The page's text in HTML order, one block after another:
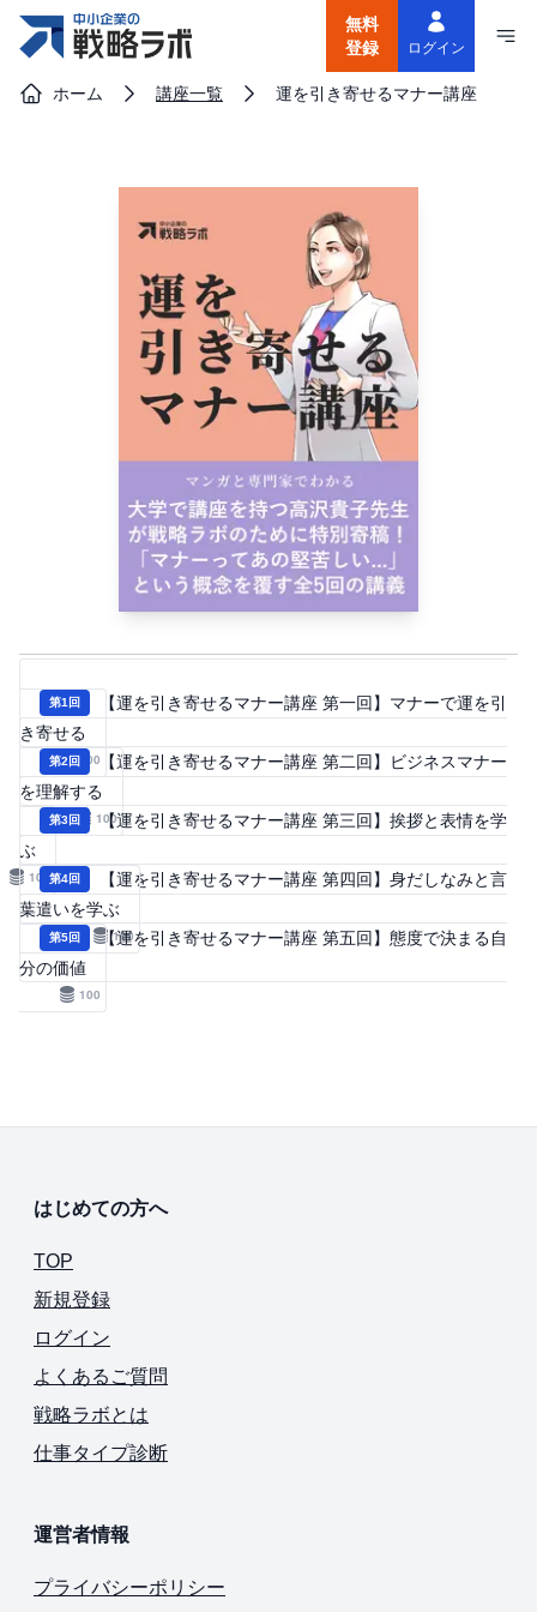
無料
登録
ログイン
ホーム 講座一覧 運を引き寄せるマナー講座
第1 回
【運を引き寄せるマナー講座 第一回】マナーで運を引
き寄せる
100
第2 回
【運を引き寄せるマナー講座 第二回】ビジネスマナー
を理解する
100
第3回
【運を引き寄せるマナー講座 第三回】挨拶と表情を学
ぶ
100第4回
【運を引き寄せるマナー講座 第四回】身だしなみと言
葉遣いを学ぶ
100
第5回
【運を引き寄せるマナー講座 第五回】態度で決まる自
分の価値
100
はじめての方へ
TOP
新規登録
ログイン
よくあるご質問
戦略ラボとは
仕事タイプ診断
運営者情報
プライバシーポリシー